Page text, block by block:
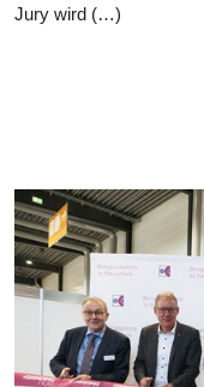
Jury wird (…)